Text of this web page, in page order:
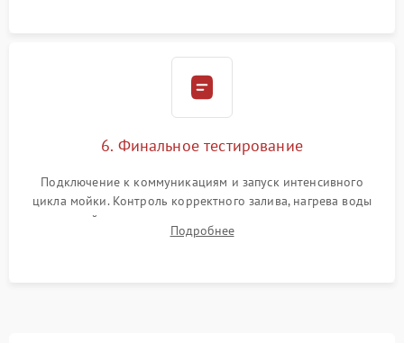
6. Финальное тестирование
Подключение к коммуникациям и запуск интенсивного
цикла мойки. Контроль корректного залива, нагрева воды
до нужной температуры, отсутствия посторонних шумов,
штатного слива и абсолютной сухости в поддоне.
Подробнее